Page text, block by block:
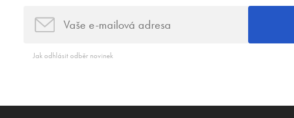
Jak odhlásit odběr novinek